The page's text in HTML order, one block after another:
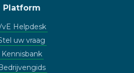
Platform
Helpdesk
uw vraag
Kennisbank